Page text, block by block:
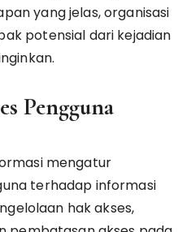
yang jelas, organisasi
potensial dari kejadian
Pengguna
mengatur
terhadap informasi
hak akses,